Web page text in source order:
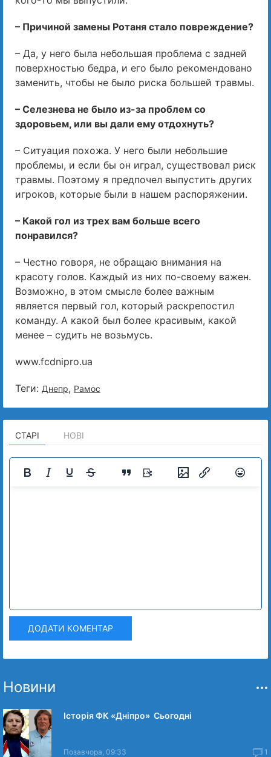
– Причиной замены Ротаня стало повреждение?
– Да, у него была небольшая проблема с задней
поверхностью бедра, и его было рекомендовано
заменить, чтобы не было риска большей травмы.
– Селезнева не было из-за проблем со
здоровьем, или вы дали ему отдохнуть?
– Ситуация похожа. У него были небольшие
проблемы, и если бы он играл, существовал риск
травмы. Поэтому я предпочел выпустить других
игроков, которые были в нашем распоряжении.
– Какой гол из трех вам больше всего
понравился?
– Честно говоря, не обращаю внимания на
красоту голов. Каждый из них по-своему важен.
Возможно, в этом смысле более важным
является первый гол, который раскрепостил
команду. А какой был более красивым, какой
менее – судить не возьмусь.
www.fcdnipro.ua
Теги: Днепр, Рамос
СТАРІ НОВІ
ДОДАТИ КОМЕНТАР
Новини
Історія ФК «Дніпро» Сьогодні
Позавчора, 09:33 1